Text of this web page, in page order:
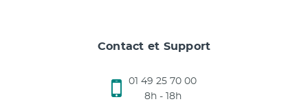
Contact et Support
01 49 25 70 00
8h - 18h